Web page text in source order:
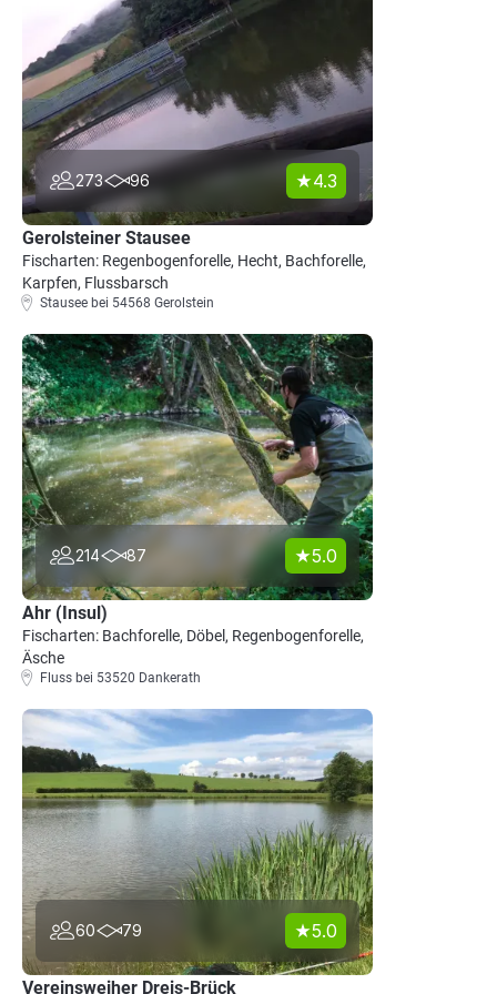
273 96 4.3
Gerolsteiner Stausee
Fischarten: Regenbogenforelle, Hecht, Bachforelle,
Karpfen, Flussbarsch
Stausee bei 54568 Gerolstein
214 87 5.0
Ahr (Insul)
Fischarten: Bachforelle, Döbel, Regenbogenforelle,
Äsche
Fluss bei 53520 Dankerath
60 79 5.0
Vereinsweiher Dreis-Brück